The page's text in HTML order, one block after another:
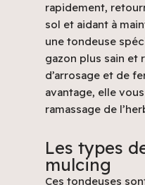
rapidement,
sol et aidant à
une tondeuse
gazon plus sain et
d’arrosage et de
avantage, elle
ramassage de
Les types
mulcing
Ces tondeuses